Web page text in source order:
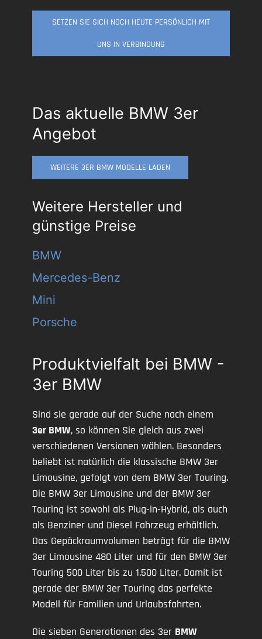
SETZEN SIE SICH NOCH HEUTE PERSÖNLICH MIT
UNS IN VERBINDUNG
Das aktuelle BMW 3er
Angebot
WEITERE 3ER BMW MODELLE LADEN
Weitere Hersteller und
günstige Preise
BMW
Mercedes-Benz
Mini
Porsche
Produktvielfalt bei BMW -
3er BMW
Sind sie gerade auf der Suche nach einem
3er BMW, so können Sie gleich aus zwei
verschiedenen Versionen wählen. Besonders
beliebt ist natürlich die klassische BMW 3er
Limousine, gefolgt von dem BMW 3er Touring.
Die BMW 3er Limousine und der BMW 3er
Touring ist sowohl als Plug-in-Hybrid, als auch
als Benziner und Diesel Fahrzeug erhältlich.
Das Gepäckraumvolumen beträgt für die BMW
3er Limousine 480 Liter und für den BMW 3er
Touring 500 Liter bis zu 1.500 Liter. Damit ist
gerade der BMW 3er Touring das perfekte
Modell für Familien und Urlaubsfahrten.
Die sieben Generationen des 3er BMW